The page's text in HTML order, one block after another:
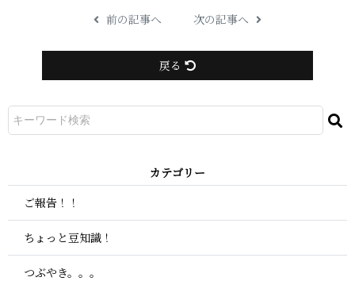
前の記事へ 次の記事へ
戻る
カ テ ゴ リ ー
ご報告！！
ちょっと豆知識！
つぶやき。。。